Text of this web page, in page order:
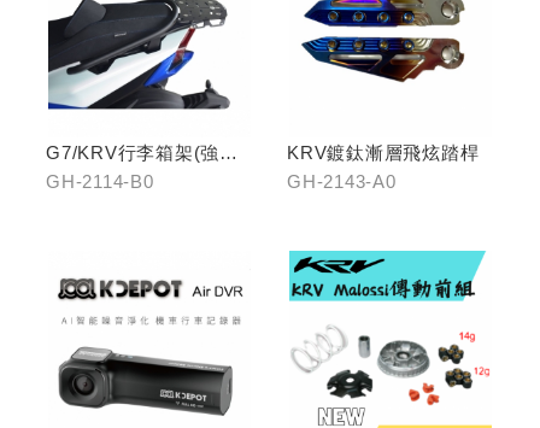
G7/KRV行李箱架(強化)
置物版型
GH-2114-B0
KRV鍍鈦漸層飛炫踏桿
GH-2143-A0